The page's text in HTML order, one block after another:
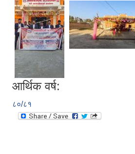
आर्थिक वर्ष:
८०/८१